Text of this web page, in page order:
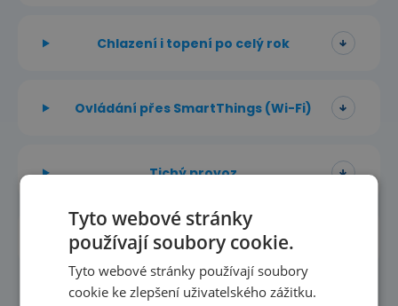
Chlazení i topení po celý rok
Ovládání přes SmartThings (Wi-Fi)
Tichý provoz
Single i multi-split
Tyto webové stránky
používají soubory cookie.
Tyto webové stránky používají soubory
cookie ke zlepšení uživatelského zážitku.